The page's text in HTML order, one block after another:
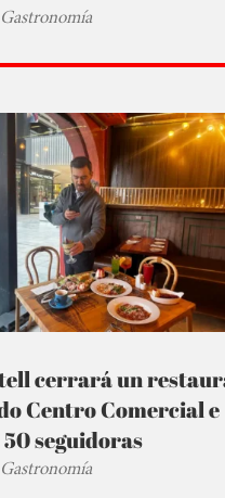
Gastronomía
cerrará un
Centro Comercial e
seguidoras
Gastronomía